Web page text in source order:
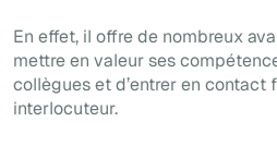
En effet, il offre de nombreux
mettre en valeur ses
collègues et d’entrer en contact
interlocuteur.